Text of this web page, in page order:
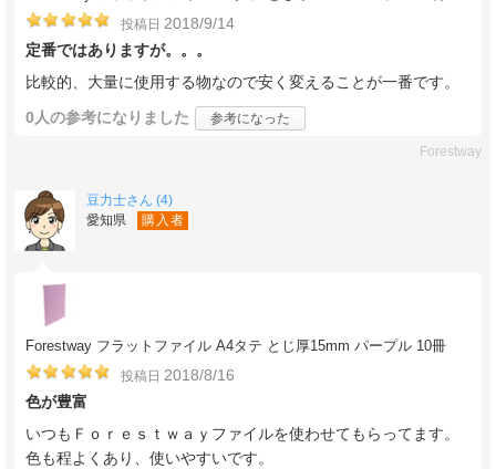
投稿日 2018/9/14
定番ではありますが。。。
比較的、大量に使用する物なので安く変えることが一番です。
0人の参考になりました 参考になった
Forestway
豆力士さん (4)
愛知県
購入者
Forestway フラットファイル A4タテ とじ厚15mm パープル 10冊
投稿日 2018/8/16
色が豊富
いつもＦｏｒｅｓｔｗａｙファイルを使わせてもらってます。
色も程よくあり、使いやすいです。